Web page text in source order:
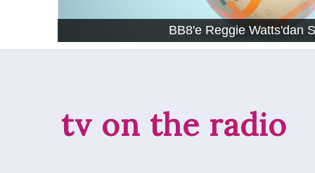
BB8'e Reggie Watts'dan
tv on the radio